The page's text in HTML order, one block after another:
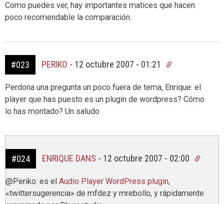
Como puedes ver, hay importantes matices que hacen
poco recomendable la comparación.
#023 PERIKO - 12 octubre 2007 - 01:21
Perdona una pregunta un poco fuera de tema, Enrique: el
player que has puesto es un plugin de wordpress? Cómo
lo has montado? Un saludo
#024 ENRIQUE DANS - 12 octubre 2007 - 02:00
@Periko: es el Audio Player WordPress plugin,
«twittersugerencia» de mfdez y mrebollo, y rápidamente